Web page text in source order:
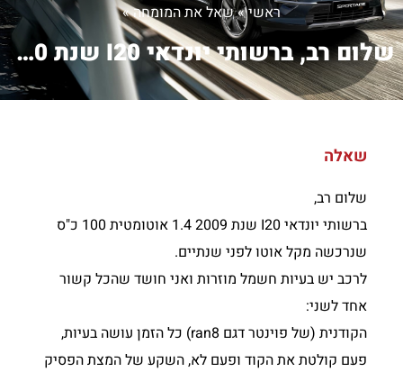
ראשי»שאל את המומחה»
שלום רב, ברשותי יונדאי I20 שנת 200...
שאלה
שלום רב,
ברשותי יונדאי I20 שנת 2009 1.4 אוטומטית 100 כ"ס
שנרכשה מקל אוטו לפני שנתיים.
לרכב יש בעיות חשמל מוזרות ואני חושד שהכל קשור
אחד לשני:
הקודנית (של פוינטר דגם ran8) כל הזמן עושה בעיות,
פעם קולטת את הקוד ופעם לא, השקע של המצת הפסיק